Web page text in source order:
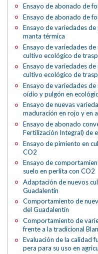
Ensayo de abonado de
Ensayo de abonado de
Ensayo de variedades
manta térmica
Ensayo de variedades
cultivo ecológico de
Ensayo de variedades
cultivo ecológico de
Ensayo de variedades
oídio y pulgón en
Ensayo de nuevas
maduración en rojo y en
Ensayo de abonado
Fertilización Integral) de
Ensayo de pimiento en
CO2
Ensayo de
suelo en perlita con CO2
Adaptación de nuevos
Guadalentín
Comportamiento de
del Guadalentín
Comportamiento de
frente a la tradicional
Evaluación de la calidad
pera para su uso en